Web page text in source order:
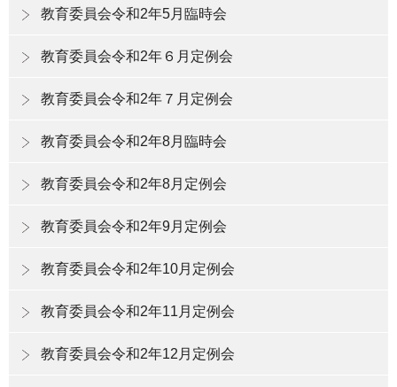
教育委員会令和2年5月臨時会
教育委員会令和2年６月定例会
教育委員会令和2年７月定例会
教育委員会令和2年8月臨時会
教育委員会令和2年8月定例会
教育委員会令和2年9月定例会
教育委員会令和2年10月定例会
教育委員会令和2年11月定例会
教育委員会令和2年12月定例会